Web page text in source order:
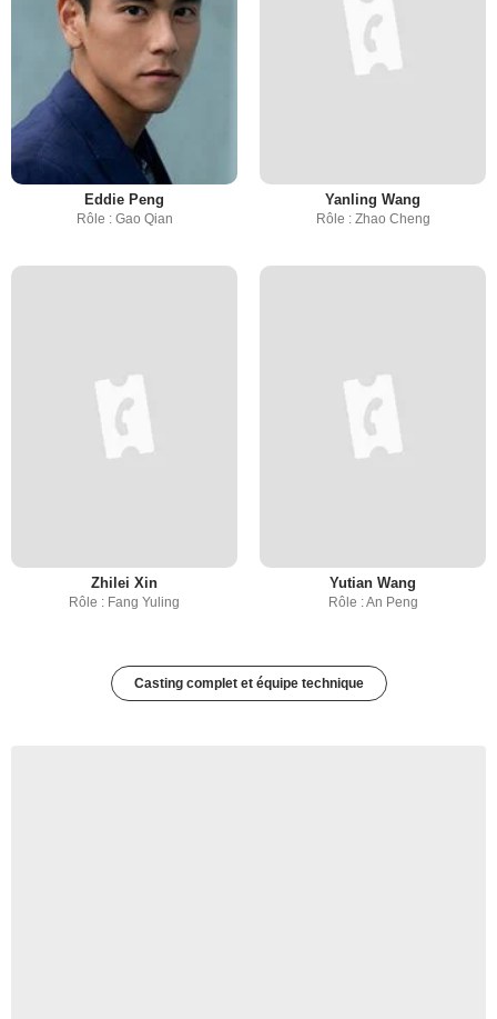
Eddie Peng
Rôle : Gao Qian
Yanling Wang
Rôle : Zhao Cheng
Zhilei Xin
Rôle : Fang Yuling
Yutian Wang
Rôle : An Peng
Casting complet et équipe technique